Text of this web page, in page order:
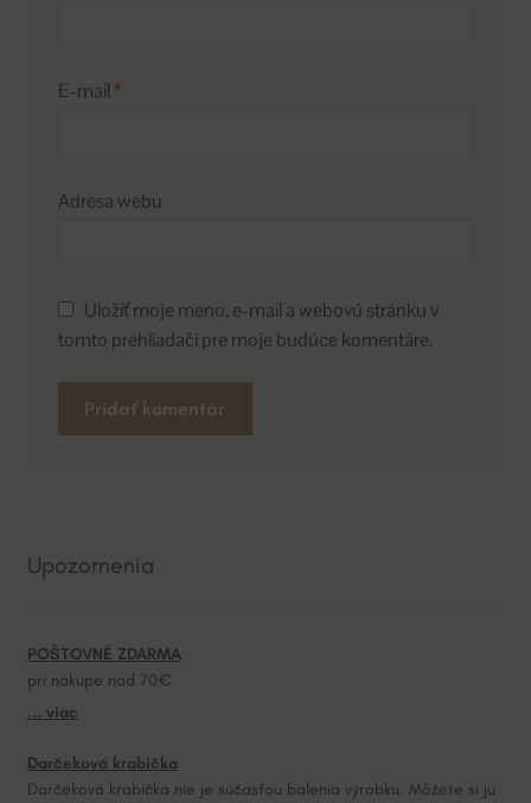
E-mail *
Adresa webu
Uložiť moje meno, e-mail a webovú stránku v
tomto prehliadači pre moje budúce komentáre.
r
t
i
v
:
Upozornenia
POŠTOVNÉ ZDARMA
pri nákupe nad 70€
... viac
Darčeková krabička
Darčeková krabička nie je súčasťou balenia výrobku. Môžete si ju